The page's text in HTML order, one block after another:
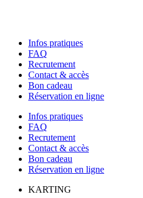
Infos pratiques
FAQ
Recrutement
Contact & accès
Bon cadeau
Réservation en ligne
Infos pratiques
FAQ
Recrutement
Contact & accès
Bon cadeau
Réservation en ligne
KARTING